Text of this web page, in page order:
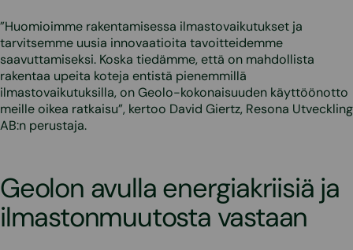
”Huomioimme rakentamisessa ilmastovaikutukset ja
tarvitsemme uusia innovaatioita tavoitteidemme
saavuttamiseksi. Koska tiedämme, että on mahdollista
rakentaa upeita koteja entistä pienemmillä
ilmastovaikutuksilla, on Geolo-kokonaisuuden käyttöönotto
meille oikea ratkaisu”, kertoo David Giertz, Resona Utveckling
AB:n perustaja.
Geolon avulla energiakriisiä ja
ilmastonmuutosta vastaan